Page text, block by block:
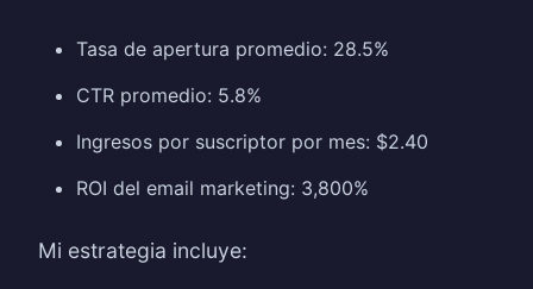
Tasa de apertura promedio: 28.5%
CTR promedio: 5.8%
Ingresos por suscriptor por mes: $2.40
ROI del email marketing: 3,800%
Mi estrategia incluye: